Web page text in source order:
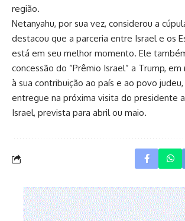
região.
Netanyahu, por sua vez, considerou a
destacou que a parceria entre Israel e os
está em seu melhor momento. Ele
concessão do “Prêmio Israel” a Trump,
à sua contribuição ao país e ao povo
entregue na próxima visita do presidente
Israel, prevista para abril ou maio.